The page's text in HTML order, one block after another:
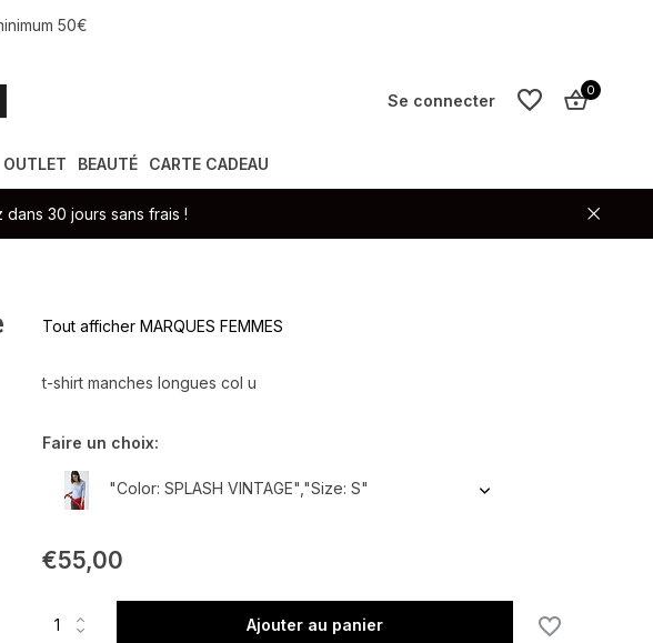
50€
Se connecter
0
OUTLET BEAUTÉ CARTE CADEAU
30 jours sans frais !
Tout afficher MARQUES FEMMES
t-shirt manches longues col u
Faire un choix:
"Color: SPLASH VINTAGE","Size: S"
€55,00
Ajouter au panier